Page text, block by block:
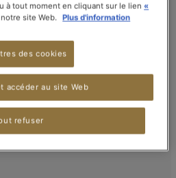
DÉJEUNER
avoir une source
pour se donner un coup
bien des vertus que vous
être pas.
à tout moment en cliquant sur le lien«
site Web. Plus d'information
des cookies
refuser
accéder au site Web